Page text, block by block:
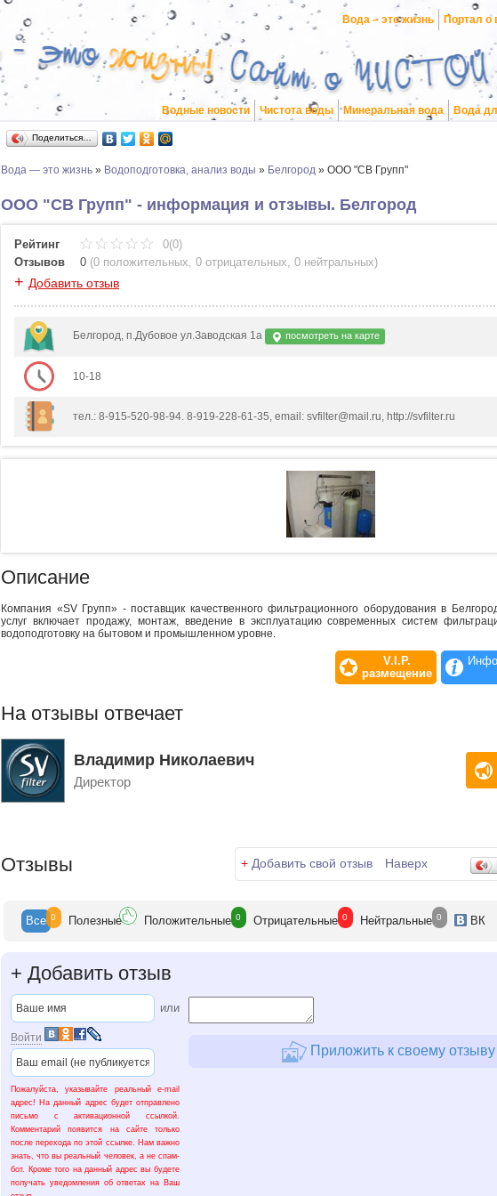
Вода – это жизнь Портал о
Водные новости Чистота воды Минеральная вода Вода
Поделиться…
Вода — это жизнь » Водоподготовка, анализ воды » Белгород » ООО "СВ Групп"
ООО "СВ Групп" - информация и отзывы. Белгород
Рейтинг
0(0)
Отзывов
0 (0 положительных, 0 отрицательных, 0 нейтральных)
+ Добавить отзыв
Белгород, п.Дубовое ул.Заводская 1а посмотреть на карте
10-18
тел.: 8-915-520-98-94. 8-919-228-61-35, email: svfilter@mail.ru, http://svfilter.ru
Описание
Компания «SV Групп» - поставщик качественного фильтрационного оборудования в
услуг включает продажу, монтаж, введение в эксплуатацию современных систем
водоподготовку на бытовом и промышленном уровне.
V.I.P.
размещение
На отзывы отвечает
Владимир Николаевич
Директор
Отзывы + Добавить свой отзыв Наверх
Все 0 Полезные Положительные 0 Отрицательные 0 Нейтральные 0 ВК
+ Добавить отзыв
или
Войти
Пожалуйста, указывайте реальный e-mail
адрес! На данный адрес будет отправлено
письмо с активационной ссылкой.
Комментарий появится на сайте только
после перехода по этой ссылке. Нам важно
знать, что вы реальный человек, а не спам-
бот. Кроме того на данный адрес вы будете
получать уведомления об ответах на Ваш
Приложить к своему отзыву